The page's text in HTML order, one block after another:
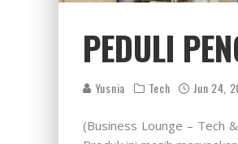
PEDULI
Yusnia Tech Jun 24,
(Business Lounge – Tech